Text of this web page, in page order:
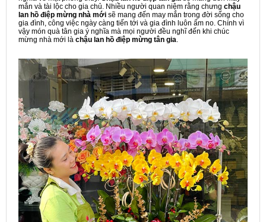
mắn và tài lộc cho gia chủ. Nhiều người quan niệm rằng chưng chậu
lan hồ điệp mừng nhà mới sẽ mang đến may mắn trong đời sống cho
gia đình, công việc ngày càng tiến tới và gia đình luôn ấm no. Chính vì
vậy món quà tân gia ý nghĩa mà mọi người đều nghĩ đến khi chúc
mừng nhà mới là chậu lan hồ điệp mừng tân gia.